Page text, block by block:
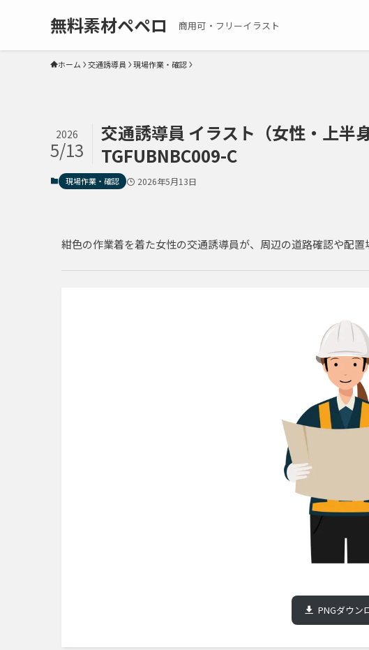
無料素材ペペロ 商用可・フリーイラスト
ホーム 交通誘導員 現場作業・確認
交通誘導員 イラスト（女性・上半
TGFUBNBC009-C
2026
5/13
現場作業・確認 2026年5月13日
紺色の作業着を着た女性の交通誘導員が、周辺の道路確認や配置
PNGダウン